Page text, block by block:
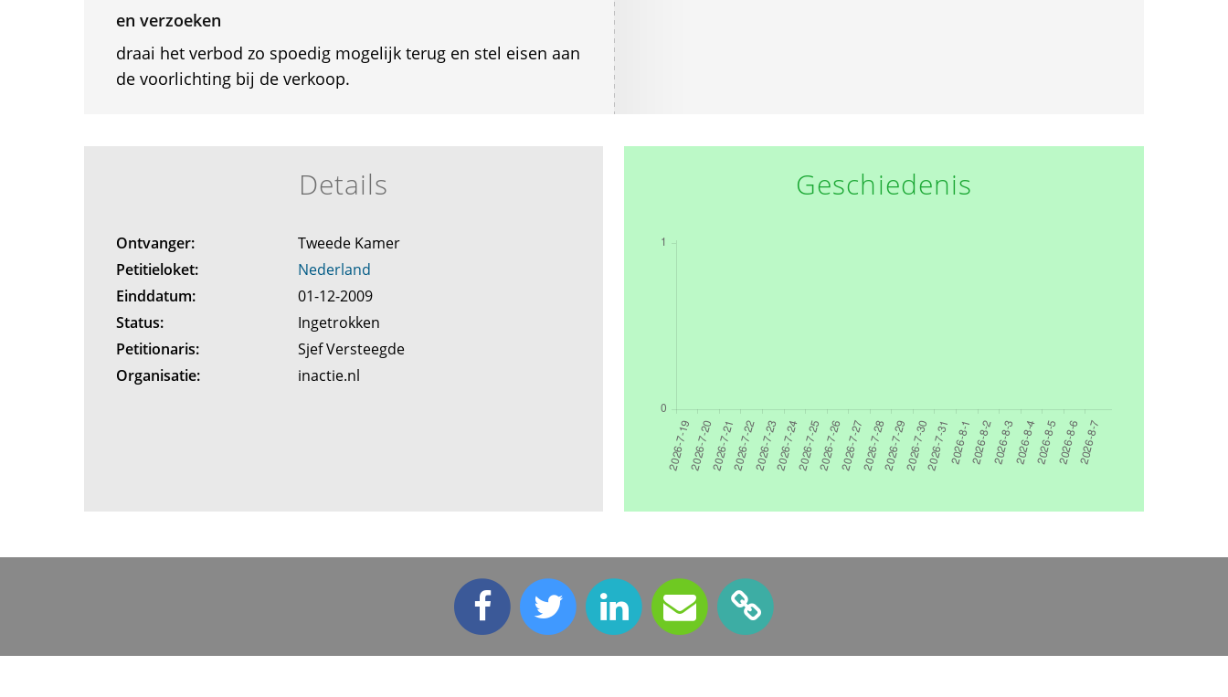
en verzoeken
draai het verbod zo spoedig mogelijk terug en stel eisen aan
de voorlichting bij de verkoop.
Details
Ontvanger:
Tweede Kamer
Petitieloket:
Nederland
Einddatum:
01-12-2009
Status:
Ingetrokken
Petitionaris:
Sjef Versteegde
Organisatie:
inactie.nl
Geschiedenis